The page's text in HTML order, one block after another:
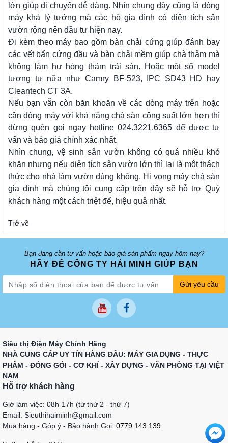
lớn giúp di chuyển dễ dàng. Nhìn chung đây cũng là dòng
máy khá lý tưởng mà các hộ gia đình có diện tích sân
vườn rộng nên đầu tư hiện nay.
Đi kèm theo máy bao gồm bàn chải cứng giúp đánh bay
các vết bẩn cứng đầu và bàn chải mềm giúp chà thảm mà
không làm hư hỏng thảm trải sàn.
Hoặc một số model
tương tự nữa như Camry BF-523, IPC SD43 HD hay
Cleantech CT 3A.
Nếu bạn vẫn còn băn khoăn về các dòng máy trên hoặc
cần dòng máy với khả năng chà sàn công suất lớn hơn thì
đừng quên gọi ngay hotline 024.3221.6365 để được tư
vấn và báo giá chính xác nhất.
Nhìn chung, vệ sinh sân vườn không có quá nhiều khó
khăn nhưng nếu diện tích sân vườn lớn thì lại là một thách
thức cho nhà làm vườn đúng không. Hi vọng máy chà sàn
gia đình mà chúng tôi cung cấp trên đây sẽ hỗ trợ Quý
khách hàng một cách triệt để, hiệu quả nhất.
Trở về
Bạn đang cần tư vấn hoặc báo giá sản phẩm ngay hôm nay?
HÃY ĐỂ CÔNG TY HẢI MINH GIÚP BẠN
Gửi yêu cầu
Siêu thị Điện Máy Chính Hãng
NHÀ CUNG CẤP UY TÍN HÀNG ĐẦU: MÁY GIA DỤNG - THỰC
PHẨM - ĐÓNG GÓI - CƠ KHÍ - XÂY DỰNG - VĂN PHÒNG TẠI VIỆT
NAM
Hỗ trợ khách hàng
Giờ làm việc: 08h-17h (từ thứ 2 - thứ 7)
Email: Sieuthihaiminh@gmail.com
Mua hàng - Góp ý - Bảo hành Gọi: 0779 143 139